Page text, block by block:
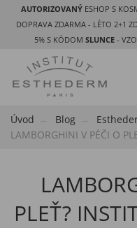
AUTORIZOVANÝ ESHOP S
DOPRAVA ZDARMA - LÉTO 2+1
5% S KÓDOM SLUNCE-
Úvod Blog
LAMBORGHINI V PÉČI O
PLEŤ?